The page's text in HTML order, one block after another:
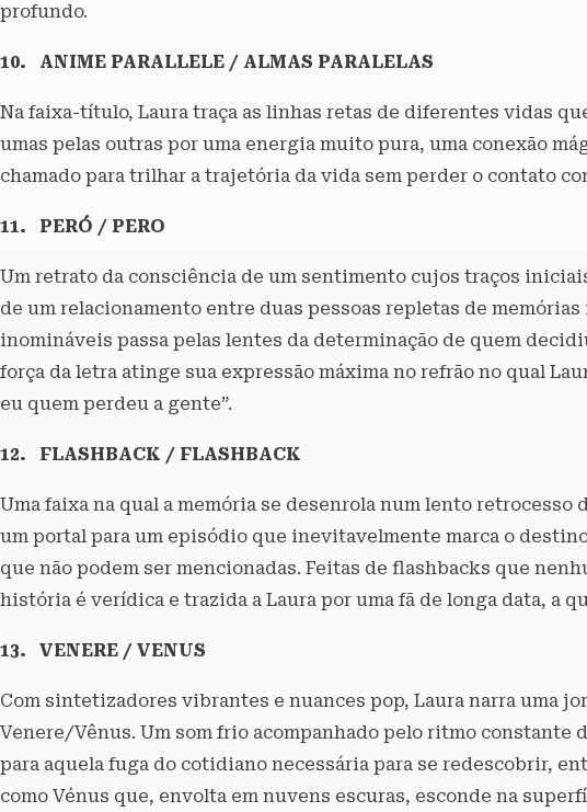
profundo.
10. ANIME PARALLELE / ALMAS PARALELAS
Na faixa-título, Laura traça as linhas retas de diferentes vidas
umas pelas outras por uma energia muito pura, uma conexão
chamado para trilhar a trajetória da vida sem perder o contato
11. PERÓ / PERO
Um retrato da consciência de um sentimento cujos traços
de um relacionamento entre duas pessoas repletas de
inomináveis passa pelas lentes da determinação de quem
força da letra atinge sua expressão máxima no refrão no qual
eu quem perdeu a gente”.
12. FLASHBACK / FLASHBACK
Uma faixa na qual a memória se desenrola num lento retrocesso
um portal para um episódio que inevitavelmente marca o
que não podem ser mencionadas. Feitas de flashbacks que
história é verídica e trazida a Laura por uma fã de longa data, a
13. VENERE / VENUS
Com sintetizadores vibrantes e nuances pop, Laura narra uma
Venere/Vênus. Um som frio acompanhado pelo ritmo constante
para aquela fuga do cotidiano necessária para se redescobrir,
como Vénus que, envolta em nuvens escuras, esconde na